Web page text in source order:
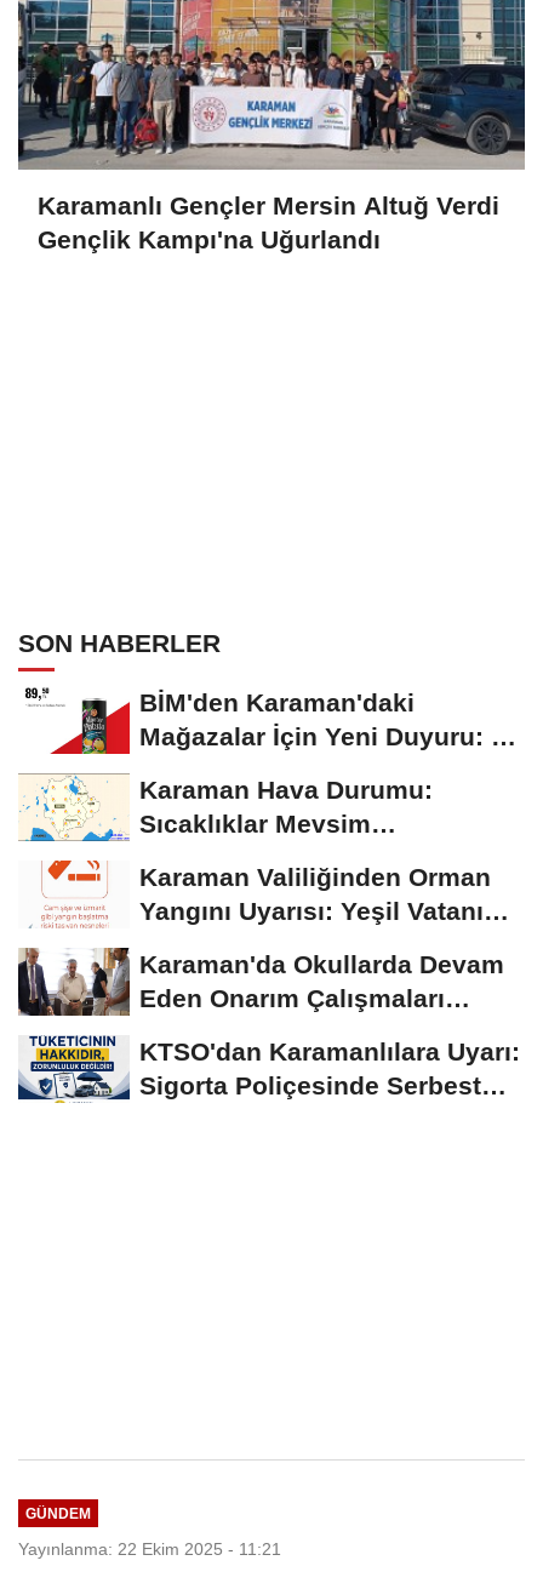
Karamanlı Gençler Mersin Altuğ Verdi
Gençlik Kampı'na Uğurlandı
SON HABERLER
BİM'den Karaman'daki
Mağazalar İçin Yeni Duyuru: 11
Karaman Hava Durumu:
Sıcaklıklar Mevsim
Seyrediyor
Karaman Valiliğinden Orman
Yangını Uyarısı: Yeşil Vatanı
Karaman'da Okullarda Devam
Eden Onarım Çalışmaları
KTSO'dan Karamanlılara Uyarı:
Sigorta Poliçesinde Serbest
GÜNDEM
Yayınlanma: 22 Ekim 2025 - 11:21